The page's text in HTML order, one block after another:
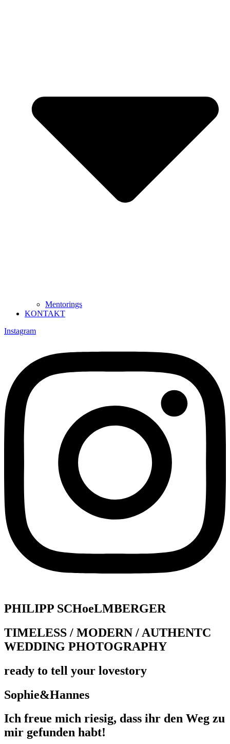
Mentorings
KONTAKT
Instagram
PHILIPP SCHoeLMBERGER
TIMELESS / MODERN / AUTHENTC
WEDDING PHOTOGRAPHY
ready to tell your lovestory
Sophie&Hannes
Ich freue mich riesig, dass ihr den Weg zu
mir gefunden habt!